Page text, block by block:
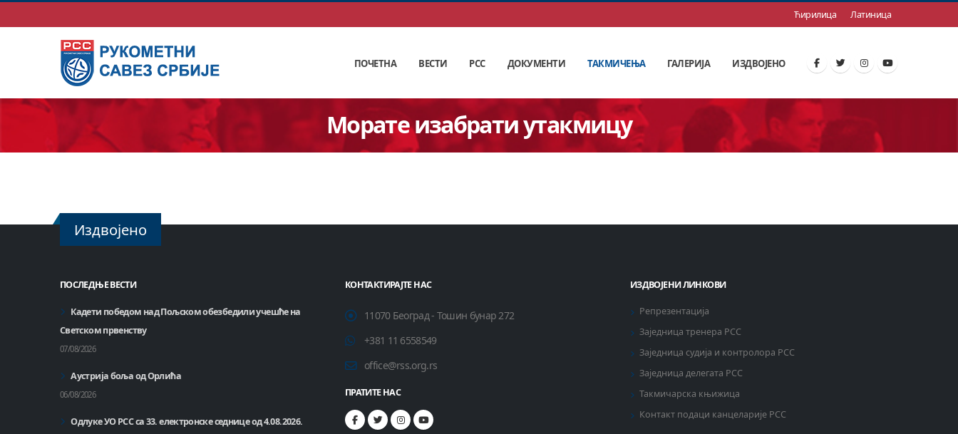
Ћирилица Латиница
ПОЧЕТНА ВЕСТИ РСС ДОКУМЕНТИ ТАКМИЧЕЊА ГАЛЕРИЈА ИЗДВОЈЕНО
Морате изабрати утакмицу
Издвојено
ПОСЛЕДЊЕ ВЕСТИ
Кадети победом над Пољском обезбедили учешће на
Светском првенству
07/08/2026
Аустрија боља од Орлића
06/08/2026
Одлуке УО РСС са 33. електронске седнице од 4.08.2026.
КОНТАКТИРАЈТЕ НАС
11070 Београд - Тошин бунар 272
+381 11 6558549
office@rss.org.rs
ПРАТИТЕ НАС
ИЗДВОЈЕНИ ЛИНКОВИ
Репрезентација
Заједница тренера РСС
Заједница судија и контролора РСС
Заједница делегата РСС
Такмичарска књижица
Контакт подаци канцеларије РСС